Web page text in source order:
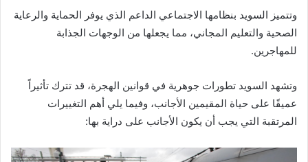
وتتميز السويد بنظامها الاجتماعي الداعم الذي يوفر الحماية والرعاية
الصحية والتعليم المجاني، مما يجعلها من الوجهات الجذابة
للمهاجرين.
وتشهد السويد تطورات جوهرية في قوانين الهجرة، قد تترك تأثيراً
عميقًا على حياة المقيمين الأجانب، وفيما يلي أهم التغييرات
المرتقبة التي يجب أن يكون الأجانب على دراية بها: